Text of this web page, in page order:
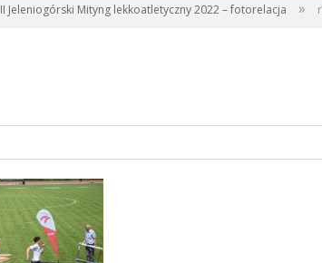
II Jeleniogórski Mityng lekkoatletyczny 2022 – fotorelacja »